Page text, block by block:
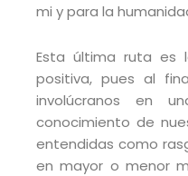
mi y para la
Esta última ruta es
positiva, pues al
involúcranos en
conocimiento de
entendidas como
en mayor o menor